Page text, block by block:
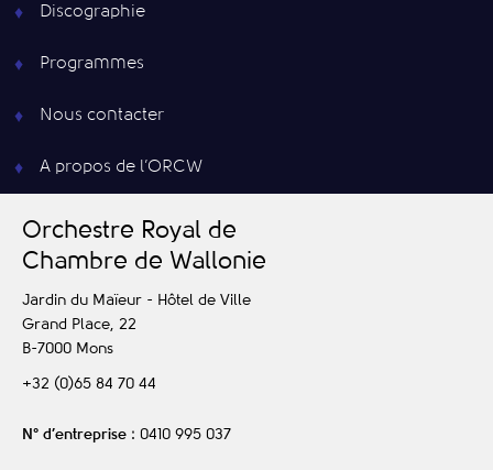
Discographie
Programmes
Nous contacter
A propos de l’ORCW
Orchestre Royal de
Chambre de Wallonie
Jardin du Maïeur - Hôtel de Ville
Grand Place, 22
B-7000 Mons
+32 (0)65 84 70 44
N° d’entreprise : 0410 995 037